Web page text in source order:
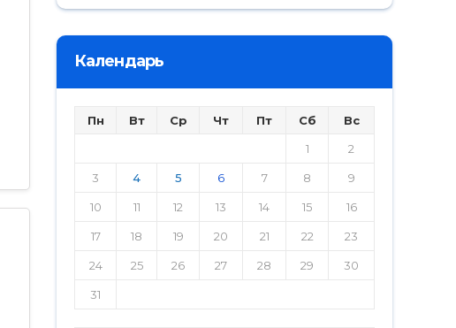
Календарь
Пн Вт Ср Чт Пт Сб
Вс
1
2
3 4 5 6 7 8 9
10 11 12 13 14 15 16
17 18 19 20 21 22 23
24 25 26 27 28 29 30
31